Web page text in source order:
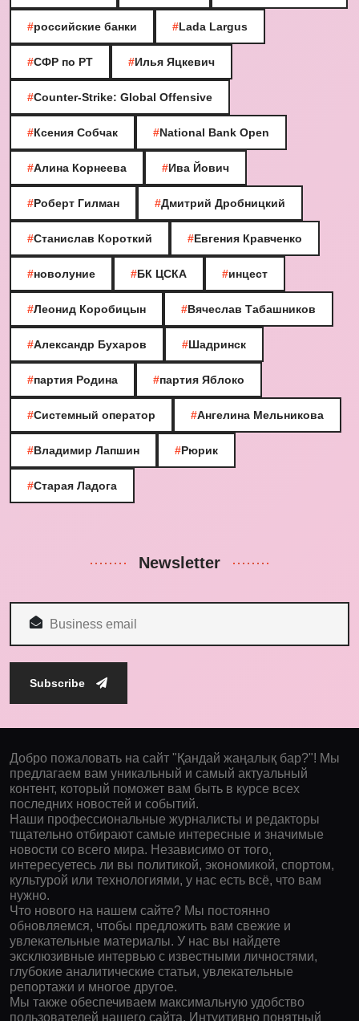
#российские банки #Lada Largus
#СФР по РТ #Илья Яцкевич
#Counter-Strike: Global Offensive
#Ксения Собчак #National Bank Open
#Алина Корнеева #Ива Йович
#Роберт Гилман #Дмитрий Дробницкий
#Станислав Короткий #Евгения Кравченко
#новолуние #БК ЦСКА #инцест
#Леонид Коробицын #Вячеслав Табашников
#Александр Бухаров #Шадринск
#партия Родина #партия Яблоко
#Системный оператор #Ангелина Мельникова
#Владимир Лапшин #Рюрик
#Старая Ладога
Newsletter
Subscribe
Добро пожаловать на сайт "Қандай жаңалық бар?"! Мы
предлагаем вам уникальный и самый актуальный
контент, который поможет вам быть в курсе всех
последних новостей и событий.
Наши профессиональные журналисты и редакторы
тщательно отбирают самые интересные и значимые
новости со всего мира. Независимо от того,
интересуетесь ли вы политикой, экономикой, спортом,
культурой или технологиями, у нас есть всё, что вам
нужно.
Что нового на нашем сайте? Мы постоянно
обновляемся, чтобы предложить вам свежие и
увлекательные материалы. У нас вы найдете
эксклюзивные интервью с известными личностями,
глубокие аналитические статьи, увлекательные
репортажи и многое другое.
Мы также обеспечиваем максимальную удобство
пользователей нашего сайта. Интуитивно понятный